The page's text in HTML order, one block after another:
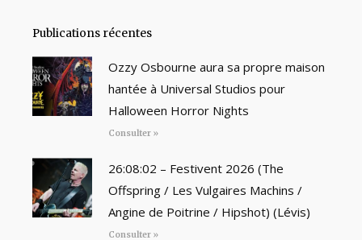
Publications récentes
Ozzy Osbourne aura sa propre maison
hantée à Universal Studios pour
Halloween Horror Nights
Consulter »
26:08:02 – Festivent 2026 (The
Offspring / Les Vulgaires Machins /
Angine de Poitrine / Hipshot) (Lévis)
Consulter »